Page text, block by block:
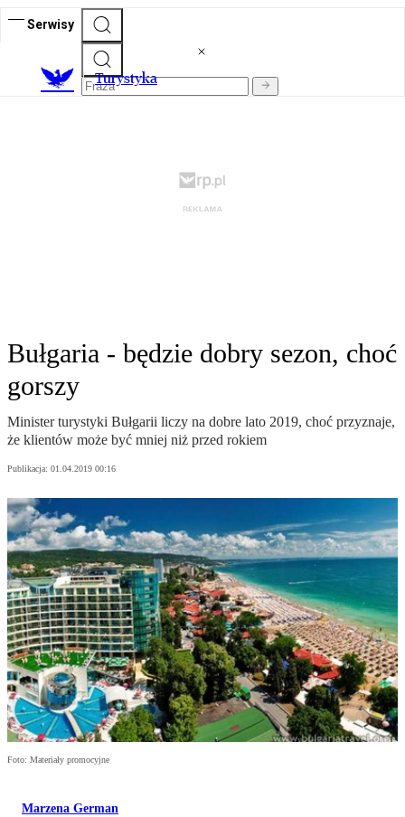
Serwisy
Turystyka
Bułgaria - będzie dobry sezon, choć
gorszy
Minister turystyki Bułgarii liczy na dobre lato 2019, choć przyznaje,
że klientów może być mniej niż przed rokiem
Publikacja: 01.04.2019 00:16
Foto: Materiały promocyjne
Marzena German